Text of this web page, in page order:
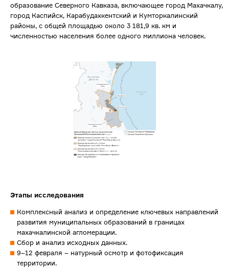
образование Северного Кавказа, включающее город Махачкалу,
город Каспийск, Карабудахкентский и Кумторкалинский
районы, с общей площадью около 3 181,9 кв. км и
численностью населения более одного миллиона человек.
Этапы исследования
Комплексный анализ и определение ключевых направлений
развития муниципальных образований в границах
махачкалинской агломерации.
Сбор и анализ исходных данных.
9–12 февраля – натурный осмотр и фотофиксация
территории.